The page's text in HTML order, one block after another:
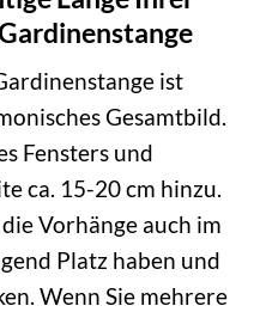
ist
Gesamtbild.
Fensters und
ca. 15-20 cm hinzu.
Vorhänge auch im
Platz haben und
Wenn Sie mehrere